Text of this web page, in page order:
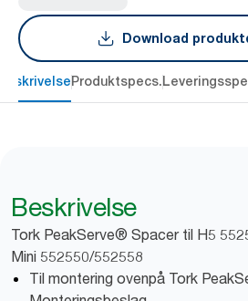
Download
Produktspecs.
Beskrivelse
Tork PeakServe® Spacer til H5
Mini 552550/552558
Til montering ovenpå Tork